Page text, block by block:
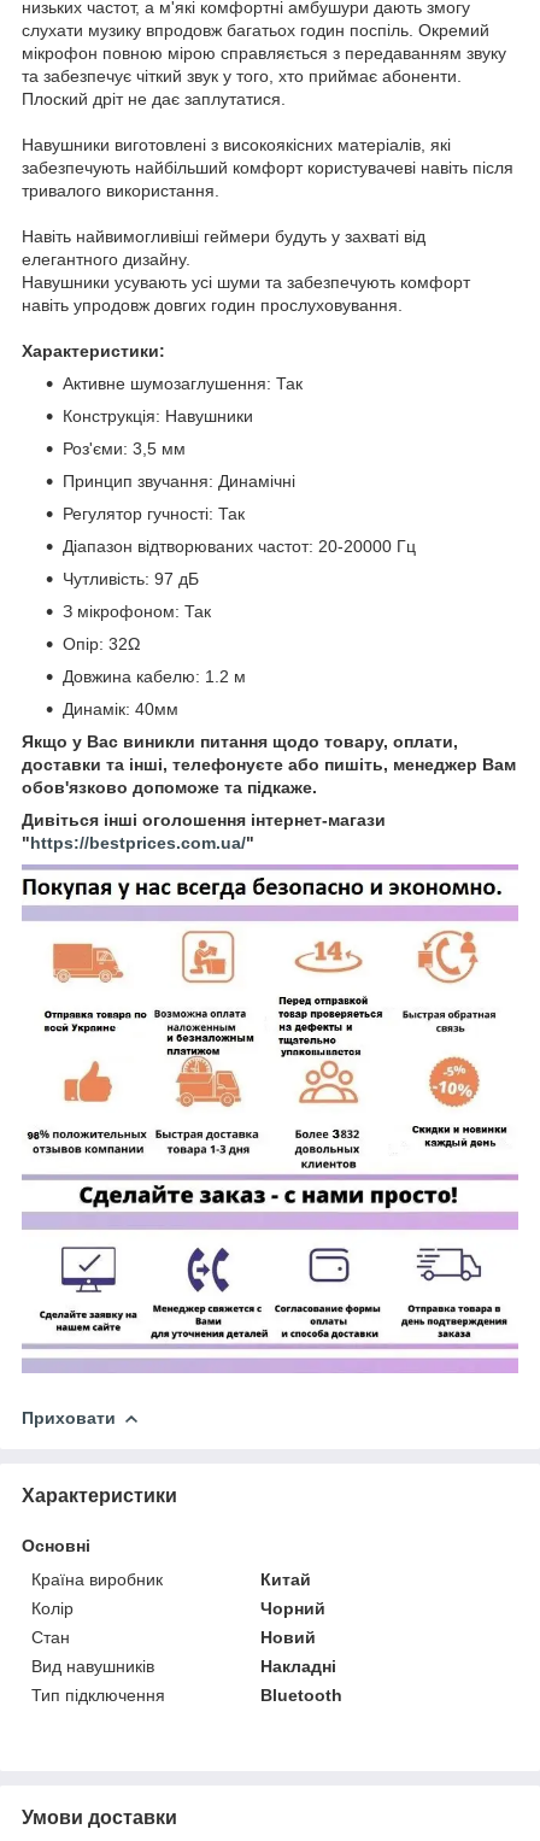
низьких частот, а м'які комфортні амбушури дають змогу
слухати музику впродовж багатьох годин поспіль. Окремий
мікрофон повною мірою справляється з передаванням звуку
та забезпечує чіткий звук у того, хто приймає абоненти.
Плоский дріт не дає заплутатися.
Навушники виготовлені з високоякісних матеріалів, які
забезпечують найбільший комфорт користувачеві навіть після
тривалого використання.
Навіть найвимогливіші геймери будуть у захваті від
елегантного дизайну.
Навушники усувають усі шуми та забезпечують комфорт
навіть упродовж довгих годин прослуховування.
Характеристики:
Активне шумозаглушення: Так
Конструкція: Навушники
Роз'єми: 3,5 мм
Принцип звучання: Динамічні
Регулятор гучності: Так
Діапазон відтворюваних частот: 20-20000 Гц
Чутливість: 97 дБ
З мікрофоном: Так
Опір: 32Ω
Довжина кабелю: 1.2 м
Динамік: 40мм
Якщо у Вас виникли питання щодо товару, оплати,
доставки та інші, телефонуєте або пишіть, менеджер Вам
обов'язково допоможе та підкаже.
Дивіться інші оголошення інтернет-магази
"https://bestprices.com.ua/"
Приховати
Характеристики
Основні
Країна виробник
Китай
Колір
Чорний
Стан
Новий
Вид навушників
Накладні
Тип підключення
Bluetooth
Умови доставки